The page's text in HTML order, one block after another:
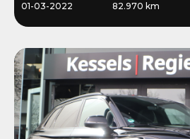
01-03-2022 82.970 km